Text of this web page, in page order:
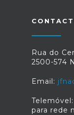
Rua do
2500-574
Email:
para rede